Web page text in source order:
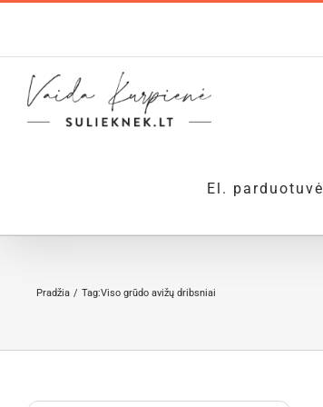
Skip
content
El. parduotuvė
Pradžia Tag:Viso grūdo avižų dribsniai